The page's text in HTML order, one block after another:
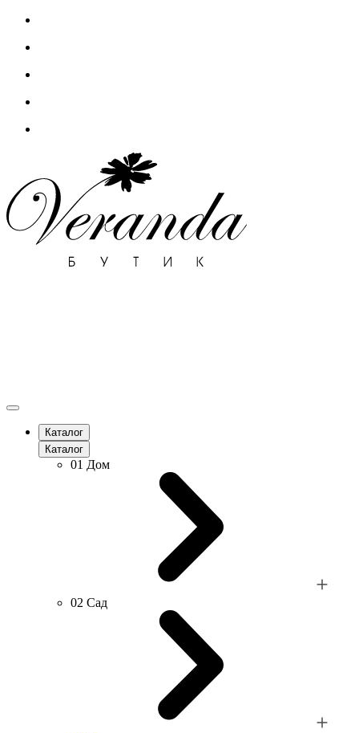
Каталог
Каталог
01 Дом
02 Сад